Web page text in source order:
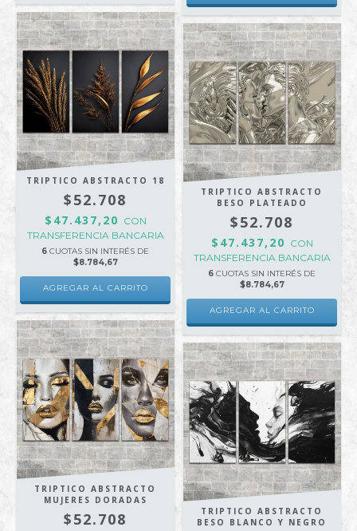
TRIPTICO ABSTRACTO 18
$52.708
$47.437,20 CON
TRANSFERENCIA BANCARIA
6 CUOTAS SIN INTERÉS DE
$8.784,67
AGREGAR AL CARRITO
TRIPTICO ABSTRACTO
BESO PLATEADO
$52.708
$47.437,20 CON
TRANSFERENCIA BANCARIA
6 CUOTAS SIN INTERÉS DE
$8.784,67
AGREGAR AL CARRITO
TRIPTICO ABSTRACTO
MUJERES DORADAS
$52.708
TRIPTICO ABSTRACTO
BESO BLANCO Y NEGRO